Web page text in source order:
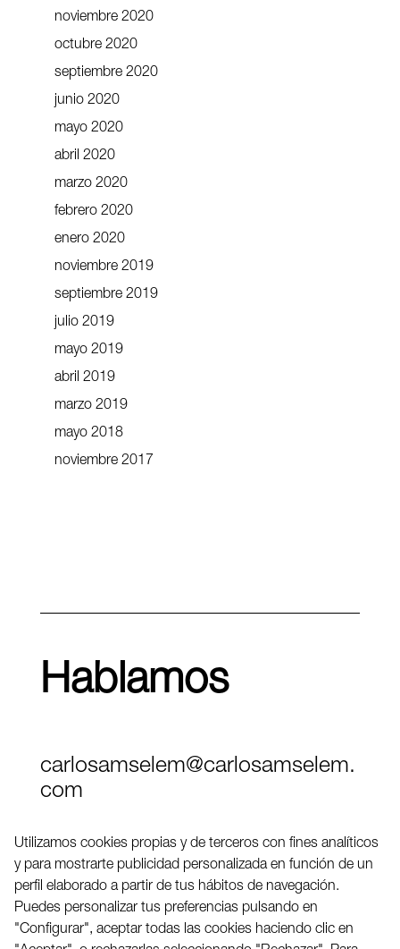
noviembre 2020
octubre 2020
septiembre 2020
junio 2020
mayo 2020
abril 2020
marzo 2020
febrero 2020
enero 2020
noviembre 2019
septiembre 2019
julio 2019
mayo 2019
abril 2019
marzo 2019
mayo 2018
noviembre 2017
Hablamos
carlosamselem@carlosamselem.
com
Twitter
LinkedIN
Utilizamos cookies propias y de terceros con fines analíticos
y para mostrarte publicidad personalizada en función de un
perfil elaborado a partir de tus hábitos de navegación.
Puedes personalizar tus preferencias pulsando en
"Configurar", aceptar todas las cookies haciendo clic en